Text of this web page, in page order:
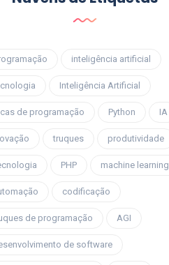
inteligência artificial
Inteligência Artificial
de programação Python IA
truques produtividade
PHP machine learning
codificação
de programação AGI
de software